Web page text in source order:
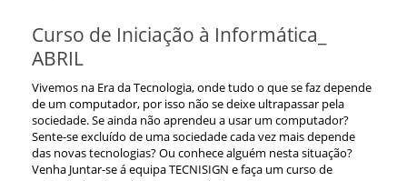
Curso de Iniciação à Informática_
ABRIL
Vivemos na Era da Tecnologia, onde tudo o que se faz depende
de um computador, por isso não se deixe ultrapassar pela
sociedade. Se ainda não aprendeu a usar um computador?
Sente-se excluído de uma sociedade cada vez mais depende
das novas tecnologias? Ou conhece alguém nesta situação?
Venha Juntar-se á equipa TECNISIGN e faça um curso de